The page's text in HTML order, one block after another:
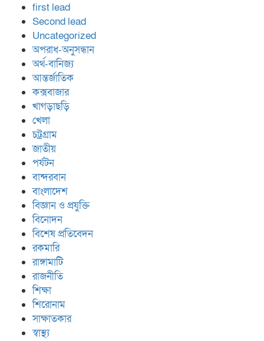
first lead
Second lead
Uncategorized
অপরাধ-অনুসন্ধান
অর্থ-বানিজ্য
আন্তর্জাতিক
কক্সবাজার
খাগড়াছড়ি
খেলা
চট্রগ্রাম
জাতীয়
পর্যটন
বান্দরবান
বাংলাদেশ
বিজ্ঞান ও প্রযুক্তি
বিনোদন
বিশেষ প্রতিবেদন
রকমারি
রাঙ্গামাটি
রাজনীতি
শিক্ষা
শিরোনাম
সাক্ষাতকার
স্বাস্থ্য